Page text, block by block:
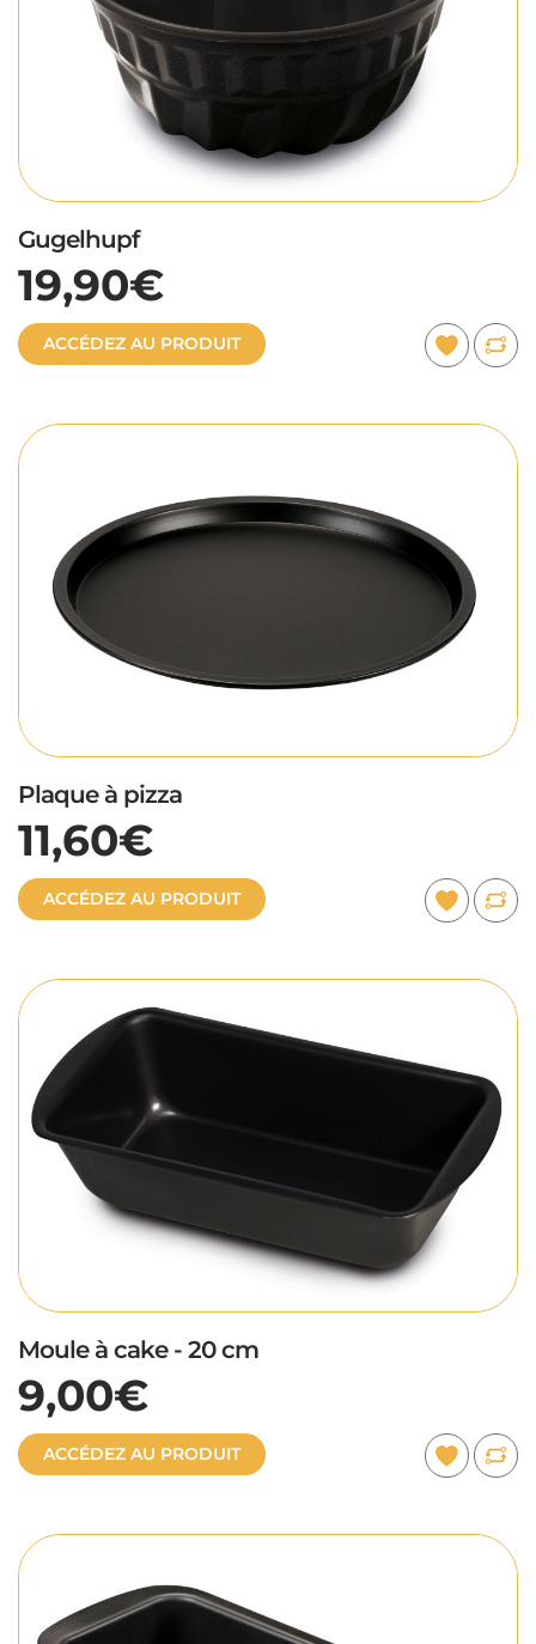
Gugelhupf
19,90€
ACCÉDEZ AU PRODUIT
Plaque à pizza
11,60€
ACCÉDEZ AU PRODUIT
Moule à cake - 20 cm
9,00€
ACCÉDEZ AU PRODUIT